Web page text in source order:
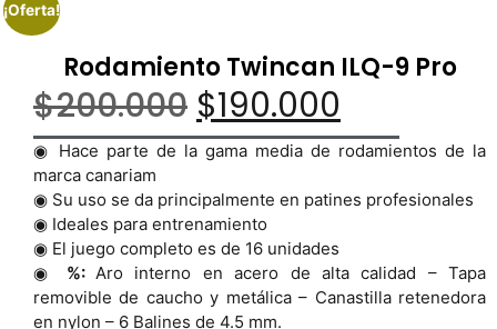
¡Oferta!
Rodamiento Twincan ILQ-9 Pro
$200.000 $190.000
◉ Hace parte de la gama media de rodamientos de la
marca canariam
◉ Su uso se da principalmente en patines profesionales
◉ Ideales para entrenamiento
◉ El juego completo es de 16 unidades
◉ %:Aro interno en acero de alta calidad – Tapa
removible de caucho y metálica – Canastilla retenedora
en nylon – 6 Balines de 4.5 mm.